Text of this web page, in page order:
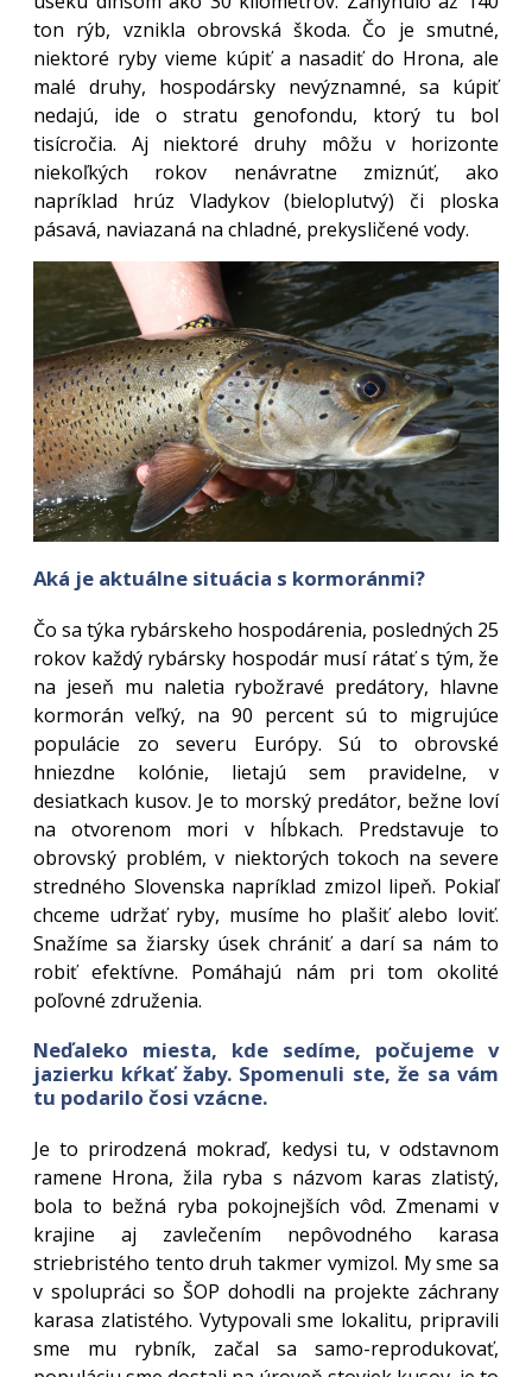
ton rýb, vznikla obrovská škoda. Čo je smutné,
niektoré ryby vieme kúpiť a nasadiť do Hrona, ale
malé druhy, hospodársky nevýznamné, sa kúpiť
nedajú, ide o stratu genofondu, ktorý tu bol
tisícročia. Aj niektoré druhy môžu v horizonte
niekoľkých rokov nenávratne zmiznúť, ako
napríklad hrúz Vladykov (bieloplutvý) či ploska
pásavá, naviazaná na chladné, prekysličené vody.
Aká je aktuálne situácia s kormoránmi?
Čo sa týka rybárskeho hospodárenia, posledných 25
rokov každý rybársky hospodár musí rátať s tým, že
na jeseň mu naletia rybožravé predátory, hlavne
kormorán veľký, na 90 percent sú to migrujúce
populácie zo severu Európy. Sú to obrovské
hniezdne kolónie, lietajú sem pravidelne, v
desiatkach kusov. Je to morský predátor, bežne loví
na otvorenom mori v hĺbkach. Predstavuje to
obrovský problém, v niektorých tokoch na severe
stredného Slovenska napríklad zmizol lipeň. Pokiaľ
chceme udržať ryby, musíme ho plašiť alebo loviť.
Snažíme sa žiarsky úsek chrániť a darí sa nám to
robiť efektívne. Pomáhajú nám pri tom okolité
poľovné združenia.
Neďaleko miesta, kde sedíme, počujeme v
jazierku kŕkať žaby. Spomenuli ste, že sa vám
tu podarilo čosi vzácne.
Je to prirodzená mokraď, kedysi tu, v odstavnom
ramene Hrona, žila ryba s názvom karas zlatistý,
bola to bežná ryba pokojnejších vôd. Zmenami v
krajine aj zavlečením nepôvodného karasa
striebristého tento druh takmer vymizol. My sme sa
v spolupráci so ŠOP dohodli na projekte záchrany
karasa zlatistého. Vytypovali sme lokalitu, pripravili
sme mu rybník, začal sa samo-reprodukovať,